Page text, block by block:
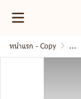
หน้าแรก - Copy ...